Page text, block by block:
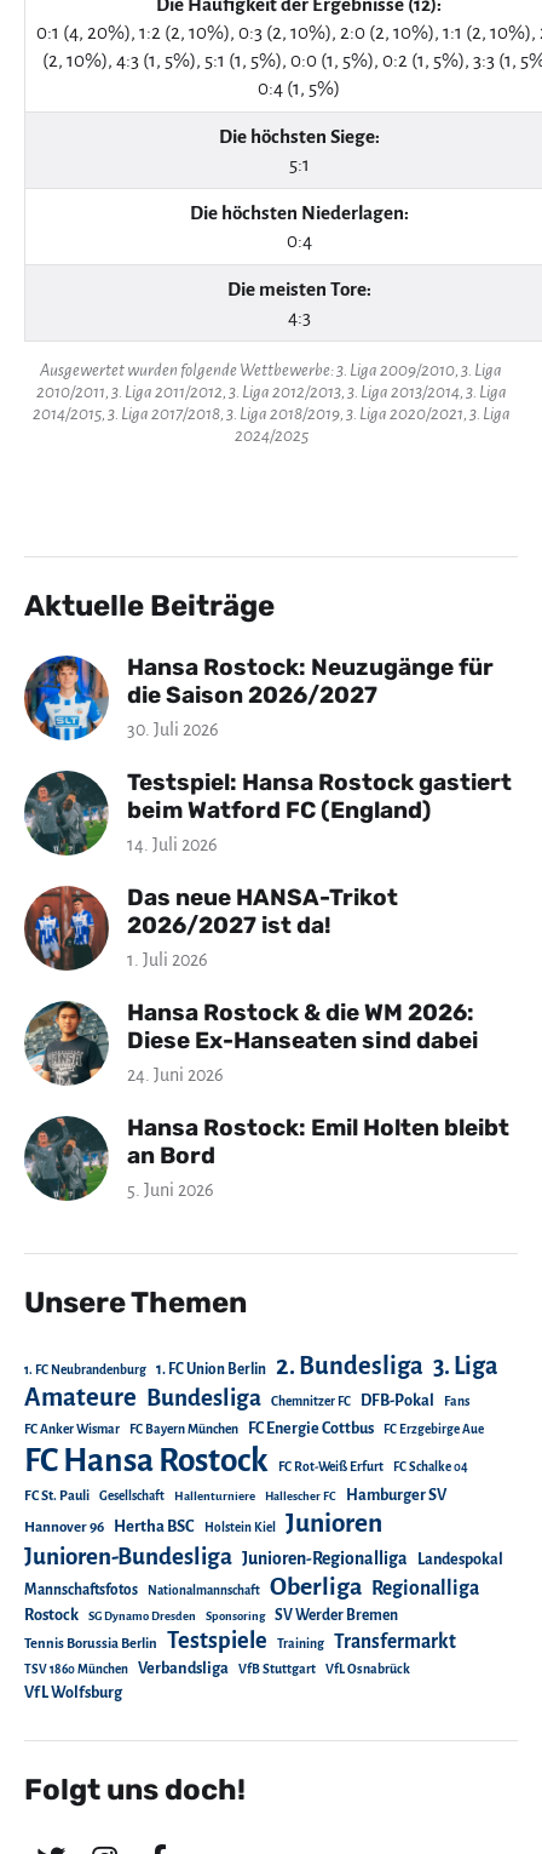
Die Häufigkeit der Ergebnisse (12):
0:1 (4, 20%), 1:2 (2, 10%), 0:3 (2, 10%), 2:0 (2, 10%), 1:1 (2, 10%),
(2, 10%), 4:3 (1, 5%), 5:1 (1, 5%), 0:0 (1, 5%), 0:2 (1, 5%), 3:3 (1,
0:4 (1, 5%)
Die höchsten Siege:
5:1
Die höchsten Niederlagen:
0:4
Die meisten Tore:
4:3
Ausgewertet wurden folgende Wettbewerbe: 3. Liga 2009/2010, 3. Liga
2010/2011, 3. Liga 2011/2012, 3. Liga 2012/2013, 3. Liga 2013/2014, 3. Liga
2014/2015, 3. Liga 2017/2018, 3. Liga 2018/2019, 3. Liga 2020/2021, 3. Liga
2024/2025
Aktuelle Beiträge
Hansa Rostock: Neuzugänge für
die Saison 2026/2027
30. Juli 2026
Testspiel: Hansa Rostock gastiert
beim Watford FC (England)
14. Juli 2026
Das neue HANSA-Trikot
2026/2027 ist da!
1. Juli 2026
Hansa Rostock & die WM 2026:
Diese Ex-Hanseaten sind dabei
24. Juni 2026
Hansa Rostock: Emil Holten bleibt
an Bord
5. Juni 2026
Unsere Themen
1. FC Neubrandenburg 1. FC Union Berlin 2. Bundesliga 3. Liga
Amateure Bundesliga Chemnitzer FC DFB-Pokal Fans
FC Anker Wismar FC Bayern München FC Energie Cottbus FC Erzgebirge Aue
FC Hansa Rostock FC Rot-Weiß Erfurt FC Schalke 04
FC St. Pauli Gesellschaft Hallenturniere Hallescher FC Hamburger SV
Hannover 96 Hertha BSC Holstein Kiel Junioren
Junioren-Bundesliga Junioren-Regionalliga
Landespokal
Mannschaftsfotos
Nationalmannschaft Oberliga Regionalliga
Rostock SG Dynamo Dresden Sponsoring SV Werder Bremen
Tennis Borussia Berlin Testspiele Training Transfermarkt
TSV 1860 München Verbandsliga VfB Stuttgart VfL Osnabrück
VfL Wolfsburg
Folgt uns doch!